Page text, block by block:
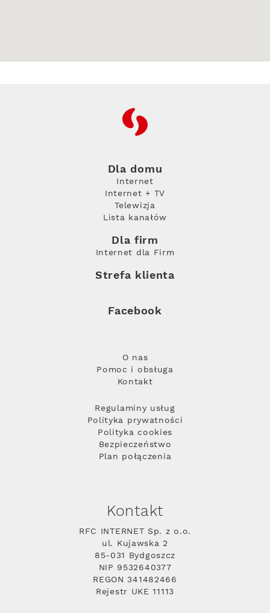
RFC
Dla domu
Internet
Internet + TV
Telewizja
Lista kanałów
Dla firm
Internet dla Firm
Strefa klienta
Facebook
O nas
Pomoc i obsługa
Kontakt
Regulaminy usług
Polityka prywatności
Polityka cookies
Bezpieczeństwo
Plan połączenia
Kontakt
RFC INTERNET Sp. z o.o.
ul. Kujawska 2
85-031 Bydgoszcz
NIP 9532640377
REGON 341482466
Rejestr UKE 11113